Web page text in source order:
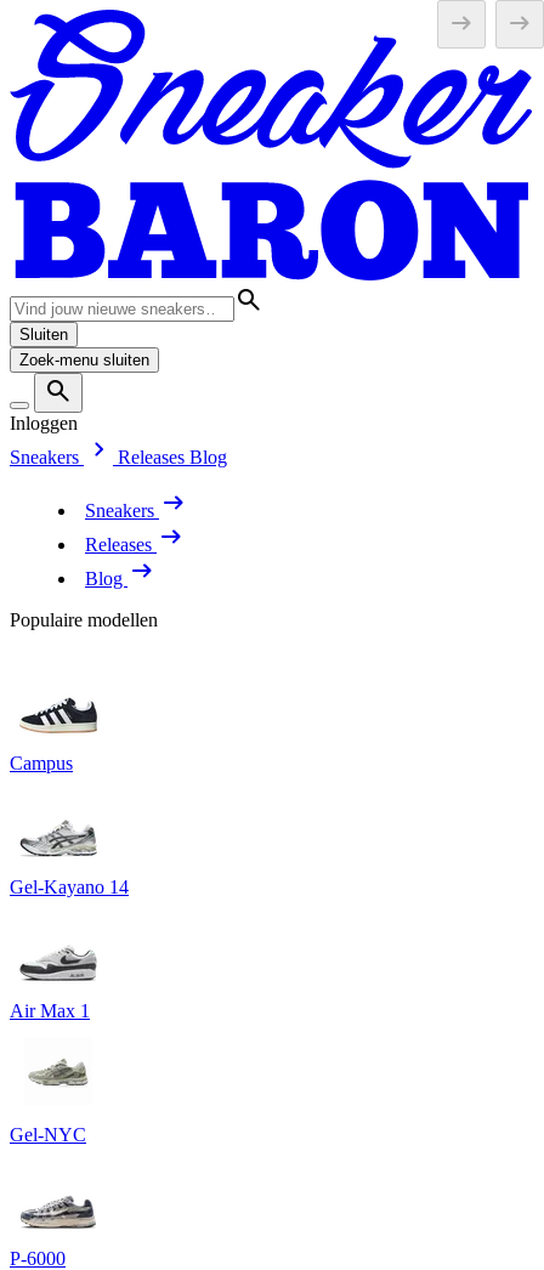
Sluiten
Zoek-menu sluiten
Inloggen
Sneakers
Releases Blog
Sneakers
Releases
Blog
Populaire modellen
Campus
Gel-Kayano 14
Air Max 1
Gel-NYC
P-6000